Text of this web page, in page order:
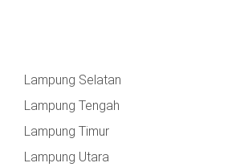
Lampung Selatan
Lampung Tengah
Lampung Timur
Lampung Utara